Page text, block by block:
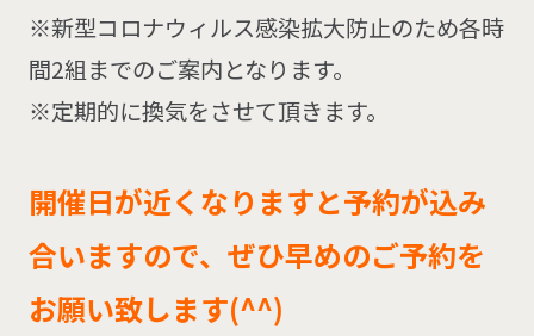
※新型コロナウィルス感染拡大防止のため各時
間2組までのご案内となります。
※定期的に換気をさせて頂きます。
開催日が近くなりますと予約が込み
合いますので、ぜひ早めのご予約を
お願い致します(^^)